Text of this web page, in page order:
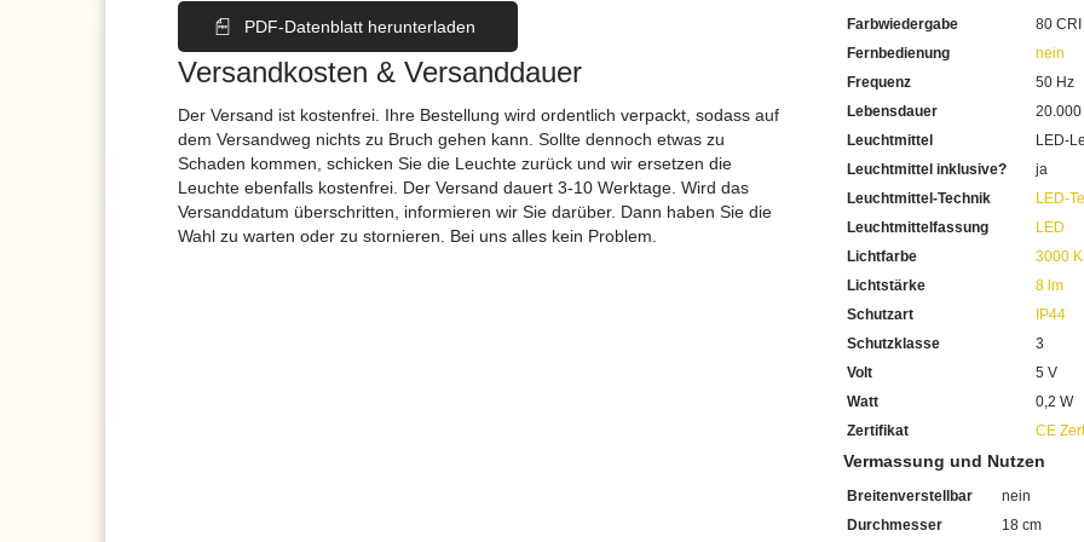
Mit einem warmweissen
80 CRI beträgt die
Die Farben sehen Sie am
Inklusive 1 x 0,1 Watt RGBW
Sehr sparsam im
Die Lichtleistung beträgt 8
Sie haben bei uns 5 Jahre
Bei Fragen, kontaktieren Sie
Erkundigen Sie sich bei
PDF-Datenblatt herunterladen
Versandkosten & Versanddauer
Der Versand ist kostenfrei. Ihre Bestellung wird ordentlich verpackt, sodass auf
dem Versandweg nichts zu Bruch gehen kann. Sollte dennoch etwas zu
Schaden kommen, schicken Sie die Leuchte zurück und wir ersetzen die
Leuchte ebenfalls kostenfrei. Der Versand dauert 3-10 Werktage. Wird das
Versanddatum überschritten, informieren wir Sie darüber. Dann haben Sie die
Wahl zu warten oder zu stornieren. Bei uns alles kein Problem.
Farbwiedergabe
80 CRI
Fernbedienung
nein
Frequenz
50 Hz
Lebensdauer
20.000
Leuchtmittel
LED-
Leuchtmittel inklusive?
ja
Leuchtmittel-Technik
LED-
Leuchtmittelfassung
LED
Lichtfarbe
3000 K
Lichtstärke
8 lm
Schutzart
IP44
Schutzklasse
3
Volt
5 V
Watt
0,2 W
Zertifikat
CE
Vermassung und Nutzen
Breitenverstellbar
nein
Durchmesser
18 cm